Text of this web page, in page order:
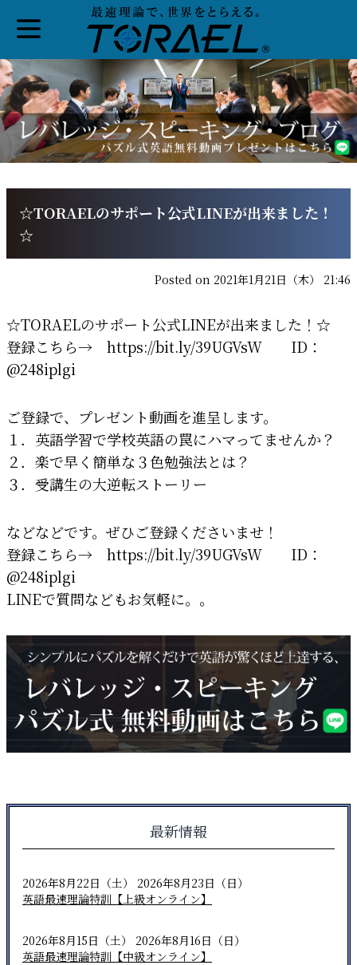
☆TORAELのサポート公式LINEが出来ました！
☆
Posted on 2021年1月21日（木） 21:46
☆TORAELのサポート公式LINEが出来ました！☆
登録こちら→ https://bit.ly/39UGVsW ID：
@248iplgi
ご登録で、プレゼント動画を進呈します。
１．英語学習で学校英語の罠にハマってませんか？
２．楽で早く簡単な３色勉強法とは？
３．受講生の大逆転ストーリー
などなどです。ぜひご登録くださいませ！
登録こちら→ https://bit.ly/39UGVsW ID：
@248iplgi
LINEで質問などもお気軽に。。
最新情報
2026年8月22日（土） 2026年8月23日（日）
英語最速理論特訓【上級オンライン】
2026年8月15日（土） 2026年8月16日（日）
英語最速理論特訓【中級オンライン】